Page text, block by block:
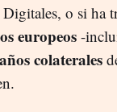
o si ha
europeos -
colaterales